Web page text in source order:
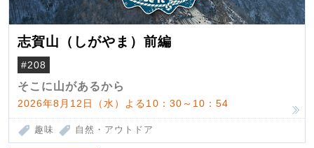
志賀山（しがやま）前編
#208
そこに山があるから
2026年8月12日（水）よる10：30～10：54
趣味 自然・アウトドア